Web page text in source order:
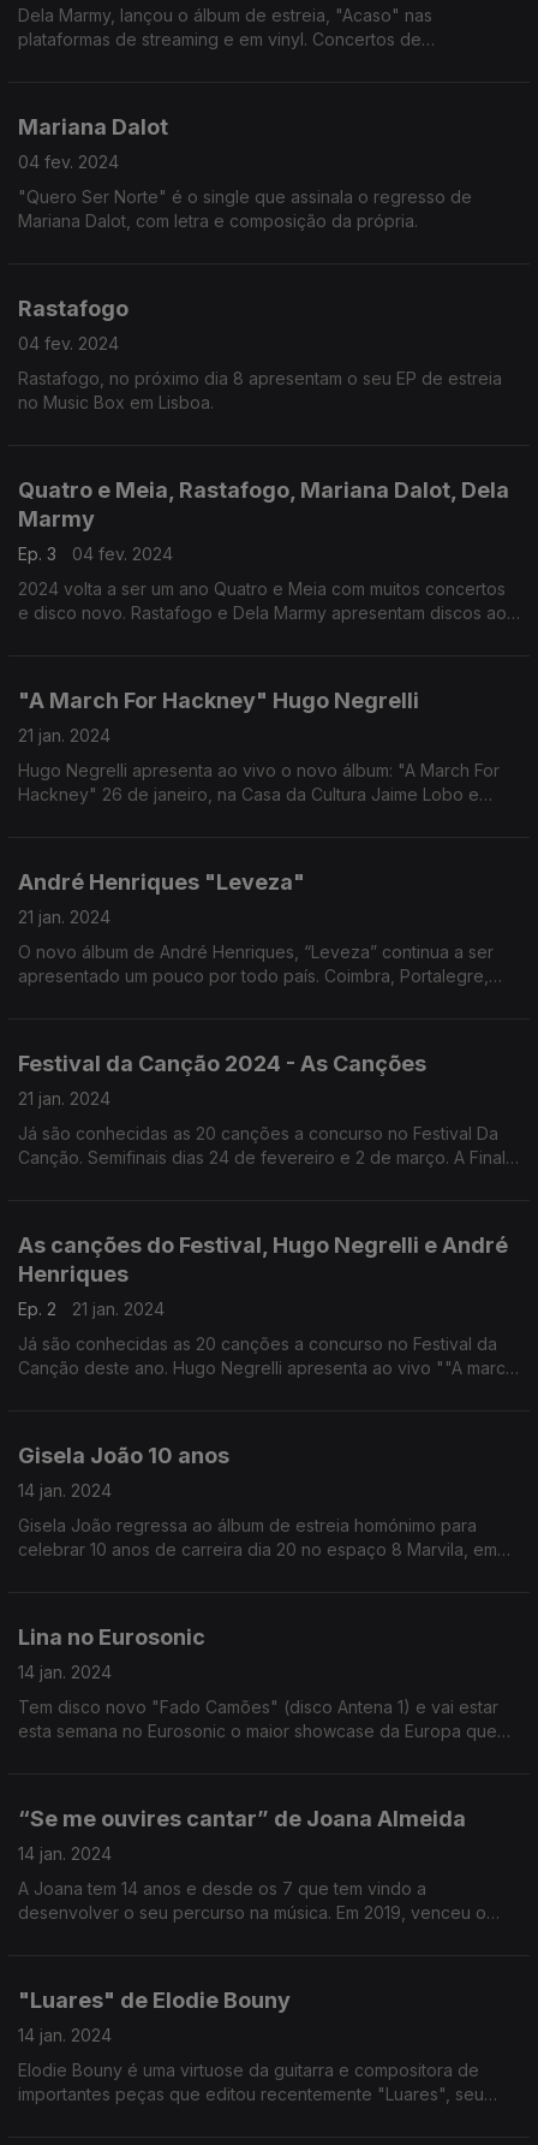
Dela Marmy, lançou o álbum de estreia, "Acaso" nas
plataformas de streaming e em vinyl. Concertos de
Mariana Dalot
04 fev. 2024
"Quero Ser Norte" é o single que assinala o regresso de
Mariana Dalot, com letra e composição da própria.
Rastafogo
04 fev. 2024
Rastafogo, no próximo dia 8 apresentam o seu EP de estreia
no Music Box em Lisboa.
Quatro e Meia, Rastafogo, Mariana Dalot, Dela
Marmy
Ep. 3
04 fev. 2024
2024 volta a ser um ano Quatro e Meia com muitos concertos
e disco novo. Rastafogo e Dela Marmy apresentam discos ao
"A March For Hackney" Hugo Negrelli
21 jan. 2024
Hugo Negrelli apresenta ao vivo o novo álbum: "A March For
Hackney" 26 de janeiro, na Casa da Cultura Jaime Lobo e
André Henriques "Leveza"
21 jan. 2024
O novo álbum de André Henriques, “Leveza” continua a ser
apresentado um pouco por todo país. Coimbra, Portalegre,
Festival da Canção 2024 - As Canções
21 jan. 2024
Já são conhecidas as 20 canções a concurso no Festival Da
Canção. Semifinais dias 24 de fevereiro e 2 de março. A Final
As canções do Festival, Hugo Negrelli e André
Henriques
Ep. 2
21 jan. 2024
Já são conhecidas as 20 canções a concurso no Festival da
Canção deste ano. Hugo Negrelli apresenta ao vivo ""A march
Gisela João 10 anos
14 jan. 2024
Gisela João regressa ao álbum de estreia homónimo para
celebrar 10 anos de carreira dia 20 no espaço 8 Marvila, em
Lina no Eurosonic
14 jan. 2024
Tem disco novo "Fado Camões" (disco Antena 1) e vai estar
esta semana no Eurosonic o maior showcase da Europa que
“Se me ouvires cantar” de Joana Almeida
14 jan. 2024
A Joana tem 14 anos e desde os 7 que tem vindo a
desenvolver o seu percurso na música. Em 2019, venceu o
"Luares" de Elodie Bouny
14 jan. 2024
Elodie Bouny é uma virtuose da guitarra e compositora de
importantes peças que editou recentemente "Luares", seu